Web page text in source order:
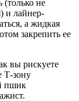
не
и лайнер-
а жидкая
закрепить ее
вы рискуете
Т-зону
пшик